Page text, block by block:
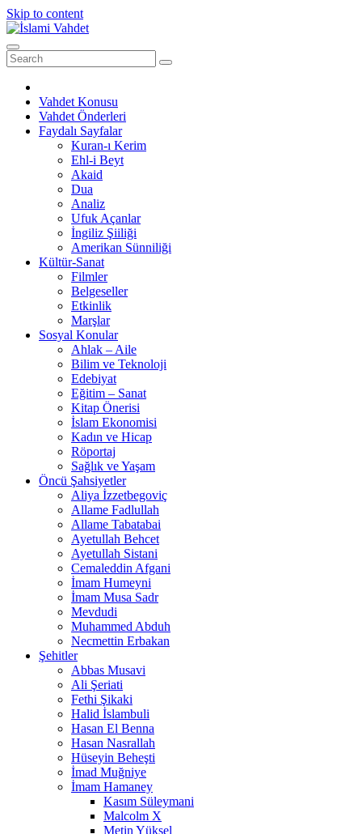
Skip to content
Vahdet Konusu
Vahdet Önderleri
Faydalı Sayfalar
Kuran-ı Kerim
Ehl-i Beyt
Akaid
Dua
Analiz
Ufuk Açanlar
İngiliz Şiiliği
Amerikan Sünniliği
Kültür-Sanat
Filmler
Belgeseller
Etkinlik
Marşlar
Sosyal Konular
Ahlak – Aile
Bilim ve Teknoloji
Edebiyat
Eğitim – Sanat
Kitap Önerisi
İslam Ekonomisi
Kadın ve Hicap
Röportaj
Sağlık ve Yaşam
Öncü Şahsiyetler
Aliya İzzetbegoviç
Allame Fadlullah
Allame Tabatabai
Ayetullah Behcet
Ayetullah Sistani
Cemaleddin Afgani
İmam Humeyni
İmam Musa Sadr
Mevdudi
Muhammed Abduh
Necmettin Erbakan
Şehitler
Abbas Musavi
Ali Şeriati
Fethi Şikaki
Halid İslambuli
Hasan El Benna
Hasan Nasrallah
Hüseyin Beheşti
İmad Muğniye
İmam Hamaney
Kasım Süleymani
Malcolm X
Metin Yüksel